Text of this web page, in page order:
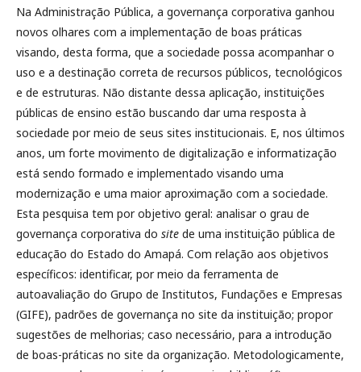
Na Administração Pública, a governança corporativa ganhou
novos olhares com a implementação de boas práticas
visando, desta forma, que a sociedade possa acompanhar o
uso e a destinação correta de recursos públicos, tecnológicos
e de estruturas. Não distante dessa aplicação, instituições
públicas de ensino estão buscando dar uma resposta à
sociedade por meio de seus sites institucionais. E, nos últimos
anos, um forte movimento de digitalização e informatização
está sendo formado e implementado visando uma
modernização e uma maior aproximação com a sociedade.
Esta pesquisa tem por objetivo geral: analisar o grau de
governança corporativa do site de uma instituição pública de
educação do Estado do Amapá. Com relação aos objetivos
específicos: identificar, por meio da ferramenta de
autoavaliação do Grupo de Institutos, Fundações e Empresas
(GIFE), padrões de governança no site da instituição; propor
sugestões de melhorias; caso necessário, para a introdução
de boas-práticas no site da organização. Metodologicamente,